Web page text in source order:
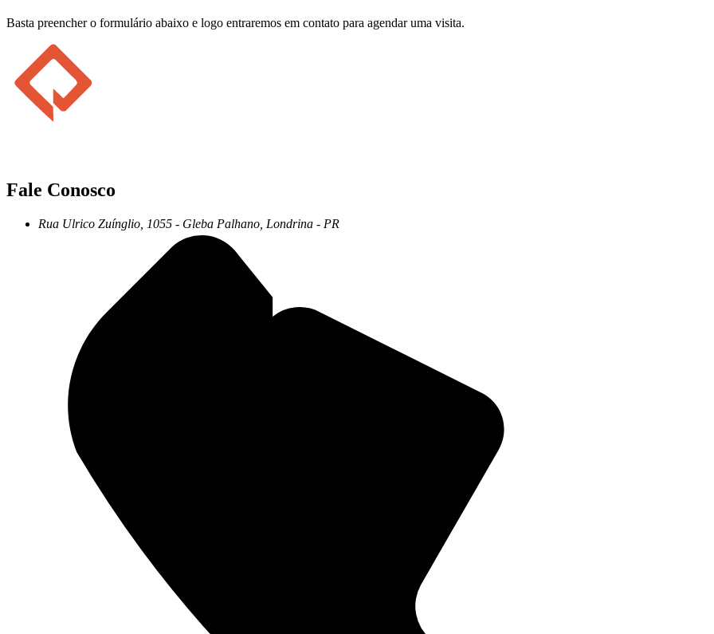
Basta preencher o formulário abaixo e logo entraremos em contato para agendar uma visita.
Fale Conosco
Rua
+55 43 3372-7555
+55 43 99156-3548
pgd@pgd.com.br
“PORTANTO... FAZEI TUDO PARA GLÓRIA DE DEUS”